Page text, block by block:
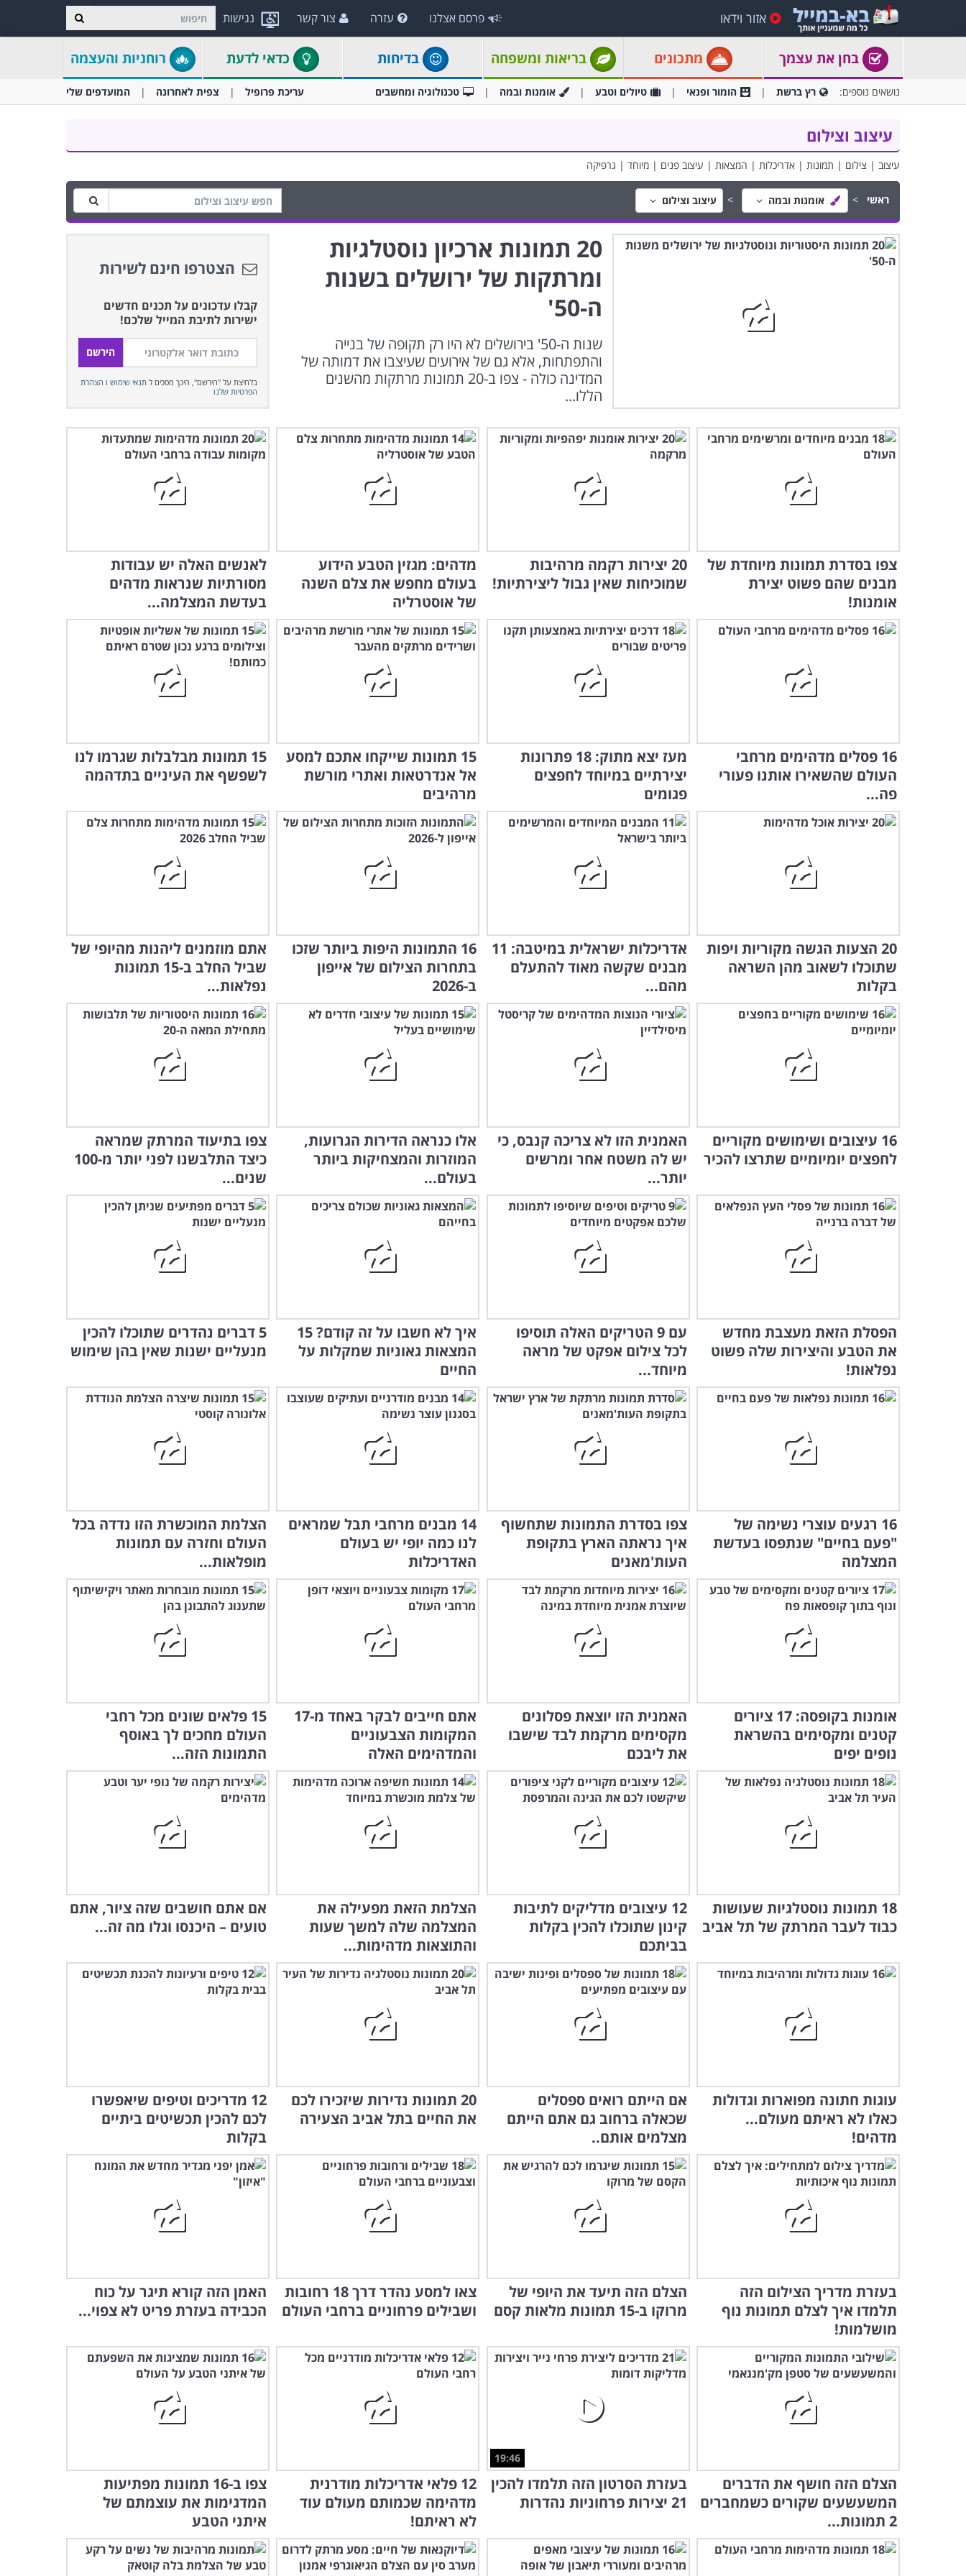
נגישות אזור וידאו פרסם אצלנו עזרה צור קשר
בחן את עצמך מתכונים בריאות ומשפחה בדיחות כדאי לדעת רוחניות והעצמה
נושאים נוספים: רץ ברשת הומור ופנאי טיולים וטבע אומנות ובמה טכנולוגיה ומחשבים עריכת פרופיל צפית לאחרונה המועדפים שלי
עיצוב וצילום
עיצוב | צילום | תמונות | אדריכלות | המצאות | עיצוב פנים | מיוחד | גרפיקה
ראשי אומנות ובמה עיצוב וצילום
20 תמונות ארכיון נוסטלגיות
ומרתקות של ירושלים בשנות
ה-50'
שנות ה-50' בירושלים לא היו רק תקופה של בנייה
והתפתחות, אלא גם של אירועים שעיצבו את דמותה של
המדינה כולה - צפו ב-20 תמונות מרתקות מהשנים
הללו...
הצטרפו חינם לשירות
קבלו עדכונים על תכנים חדשים
ישירות לתיבת המייל שלכם!
בלחיצת על "הירשם", הינך מסכים לתנאי שימוש ו הצהרת
הפרטיות שלנו
צפו בסדרת תמונות מיוחדת של
מבנים שהם פשוט יצירת
אומנות!
20 יצירות רקמה מרהיבות
שמוכיחות שאין גבול ליצירתיות!
מדהים: מגזין הטבע הידוע
בעולם מחפש את צלם השנה
של אוסטרליה
לאנשים האלה יש עבודות
מסורתיות שנראות מדהים
בעדשת המצלמה...
16 פסלים מדהימים מרחבי
העולם שהשאירו אותנו פעורי
פה...
מעז יצא מתוק: 18 פתרונות
יצירתיים במיוחד לחפצים
פגומים
15 תמונות שייקחו אתכם למסע
אל אנדרטאות ואתרי מורשת
מרהיבים
15 תמונות מבלבלות שגרמו לנו
לשפשף את העיניים בתדהמה
20 הצעות הגשה מקוריות ויפות
שתוכלו לשאוב מהן השראה
בקלות
אדריכלות ישראלית במיטבה: 11
מבנים שקשה מאוד להתעלם
מהם...
16 התמונות היפות ביותר שזכו
בתחרות הצילום של אייפון
ב-2026
אתם מוזמנים ליהנות מהיופי של
שביל החלב ב-15 תמונות
נפלאות...
16 עיצובים ושימושים מקוריים
לחפצים יומיומיים שתרצו להכיר
האמנית הזו לא צריכה קנבס, כי
יש לה משטח אחר ומרשים
יותר...
אלו כנראה הדירות הגרועות,
המוזרות והמצחיקות ביותר
בעולם...
צפו בתיעוד המרתק שמראה
כיצד התלבשנו לפני יותר מ-100
שנים...
הפסלת הזאת מעצבת מחדש
את הטבע והיצירות שלה פשוט
נפלאות!
עם 9 הטריקים האלה תוסיפו
לכל צילום אפקט של מראה
מיוחד...
איך לא חשבו על זה קודם? 15
המצאות גאוניות שמקלות על
החיים
5 דברים נהדרים שתוכלו להכין
מנעליים ישנות שאין בהן שימוש
16 רגעים עוצרי נשימה של
"פעם בחיים" שנתפסו בעדשת
המצלמה
צפו בסדרת התמונות שתחשוף
איך נראתה הארץ בתקופת
העות'מאנים
14 מבנים מרחבי תבל שמראים
לנו כמה יופי יש בעולם
האדריכלות
הצלמת המוכשרת הזו נדדה בכל
העולם וחזרה עם תמונות
מופלאות...
אומנות בקופסה: 17 ציורים
קטנים ומקסימים בהשראת
נופים יפים
האמנית הזו יוצאת פסלונים
מקסימים מרקמת לבד שישבו
את ליבכם
אתם חייבים לבקר באחד מ-17
המקומות הצבעוניים
והמדהימים האלה
15 פלאים שונים מכל רחבי
העולם מחכים לך באוסף
התמונות הזה...
18 תמונות נוסטלגיות שעושות
כבוד לעבר המרתק של תל אביב
12 עיצובים מדליקים לתיבות
קינון שתוכלו להכין בקלות
בביתכם
הצלמת הזאת מפעילה את
המצלמה שלה למשך שעות
והתוצאות מדהימות...
אם אתם חושבים שזה ציור, אתם
טועים – היכנסו וגלו מה זה...
עוגות חתונה מפוארות וגדולות
כאלו לא ראיתם מעולם...
מדהים!
אם הייתם רואים ספסלים
שכאלה ברחוב גם אתם הייתם
מצלמים אותם..
20 תמונות נדירות שיזכירו לכם
את החיים בתל אביב הצעירה
12 מדריכים וטיפים שיאפשרו
לכם להכין תכשיטים ביתיים
בקלות
בעזרת מדריך הצילום הזה
תלמדו איך לצלם תמונות נוף
מושלמות!
הצלם הזה תיעד את היופי של
מרוקו ב-15 תמונות מלאות קסם
צאו למסע נהדר דרך 18 רחובות
ושבילים פרחוניים ברחבי העולם
האמן הזה קורא תיגר על כוח
הכבידה בעזרת פריט לא צפוי...
הצלם הזה חושף את הדברים
המשעשעים שקורים כשמחברים
2 תמונות...
19:46
בעזרת הסרטון הזה תלמדו להכין
21 יצירות פרחוניות נהדרות
12 פלאי אדריכלות מודרנית
מדהימה שכמותם מעולם עוד
לא ראיתם!
צפו ב-16 תמונות מפתיעות
המדגימות את עוצמתם של
איתני הטבע